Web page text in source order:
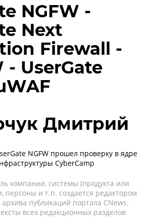
NGFW -
Next
Firewall -
- UserGate
Дмитрий
NGFW прошел проверку в ядре
CyberCamp
компании, системы (продукта или
персоны и т.п. создается редактором
публикаций портала CNews.
всех редакционных разделов